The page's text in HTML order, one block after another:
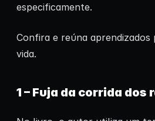
especificamente.
Confira e reúna aprendizados
vida.
1 – Fuja da corrida dos